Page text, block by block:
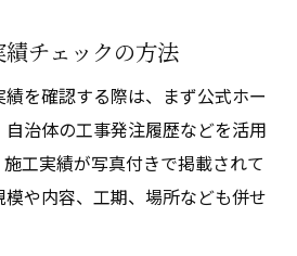
チェックの方法
を確認する際は、まず公式ホー
治体の工事発注履歴などを活用
工実績が写真付きで掲載されて
や内容、工期、場所なども併せ